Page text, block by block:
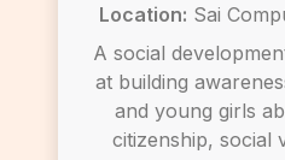
Location: Sai
A social
at building
and young girls
citizenship, social